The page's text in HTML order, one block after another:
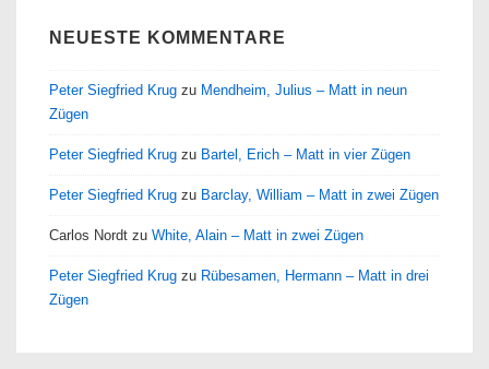
NEUESTE KOMMENTARE
Peter Siegfried Krug zu Mendheim, Julius – Matt in neun
Zügen
Peter Siegfried Krug zu Bartel, Erich – Matt in vier Zügen
Peter Siegfried Krug zu Barclay, William – Matt in zwei Zügen
Carlos Nordt zu White, Alain – Matt in zwei Zügen
Peter Siegfried Krug zu Rübesamen, Hermann – Matt in drei
Zügen